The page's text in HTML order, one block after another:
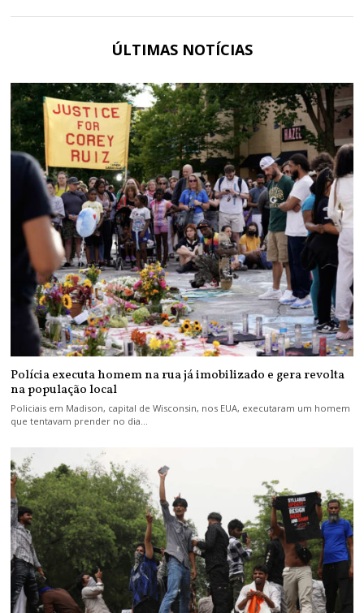
ÚLTIMAS NOTÍCIAS
Polícia executa homem na rua já imobilizado e gera revolta
na população local
Policiais em Madison, capital de Wisconsin, nos EUA, executaram um homem
que tentavam prender no dia…